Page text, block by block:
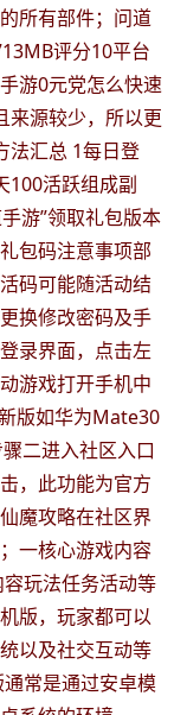
所有部件；问道
评分10平台
游0元党怎么快速
来源较少，所以更
法汇总 1每日登
100活跃组成副
游”领取礼包版本
包码注意事项部
码可能随活动结
换修改密码及手
录界面，点击左
游戏打开手机中
版如华为Mate30
二进入社区入口
，此功能为官方
魔攻略在社区界
一核心游戏内容
玩法任务活动等
版，玩家都可以
以及社交互动等
常是通过安卓模